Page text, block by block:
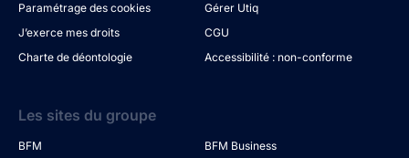
Paramétrage des cookies
Gérer Utiq
J’exerce mes droits
CGU
Charte de déontologie
Accessibilité : non-conforme
Les sites du groupe
BFM
BFM Business